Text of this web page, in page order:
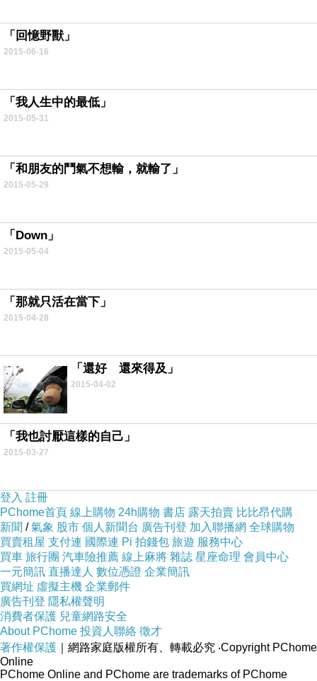
「回憶野獸」
2015-06-16
「我人生中的最低」
2015-05-31
「和朋友的鬥氣不想輸，就輸了」
2015-05-29
「Down」
2015-05-04
「那就只活在當下」
2015-04-28
「還好 還來得及」
2015-04-02
「我也討厭這樣的自己」
2015-03-27
登入 註冊
PChome首頁 線上購物 24h購物 書店 露天拍賣 比比昂代購
新聞 /氣象 股市 個人新聞台 廣告刊登 加入聯播網 全球購物
買賣租屋 支付連 國際連 Pi 拍錢包 旅遊 服務中心
買車 旅行團 汽車險推薦 線上麻將 雜誌 星座命理 會員中心
一元簡訊 直播達人 數位憑證 企業簡訊
買網址 虛擬主機 企業郵件
廣告刊登 隱私權聲明
消費者保護 兒童網路安全
About PChome 投資人聯絡 徵才
著作權保護 ｜網路家庭版權所有、轉載必究 ‧Copyright PChome
Online
PChome Online and PChome are trademarks of PChome